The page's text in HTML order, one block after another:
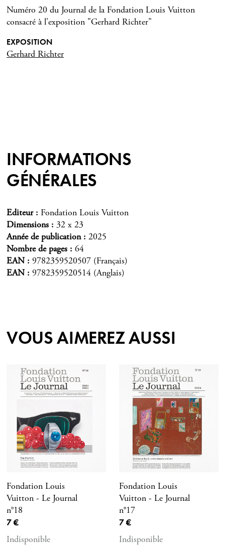
Numéro 20 du Journal de la Fondation Louis Vuitton
consacré à l'exposition "Gerhard Richter"
EXPOSITION
Gerhard Richter
INFORMATIONS
GÉNÉRALES
Editeur
Fondation Louis Vuitton
Dimensions
32 x 23
Année de publication
2025
Nombre de pages
64
EAN
9782359520507 (Français)
EAN
9782359520514 (Anglais)
VOUS AIMEREZ AUSSI
Fondation Louis
Vuitton - Le Journal
n°18
Prix ​​actuel
7 €
Indisponible
Fondation Louis
Vuitton - Le Journal
n°17
Prix ​​actuel
7 €
Indisponible